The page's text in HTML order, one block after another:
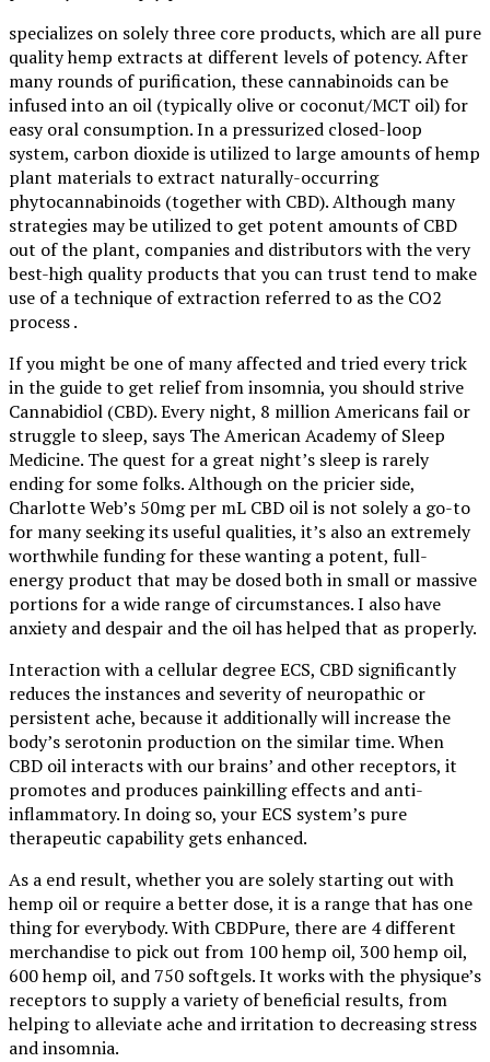
specializes on solely three core products, which are all pure
quality hemp extracts at different levels of potency. After
many rounds of purification, these cannabinoids can be
infused into an oil (typically olive or coconut/MCT oil) for
easy oral consumption. In a pressurized closed-loop
system, carbon dioxide is utilized to large amounts of hemp
plant materials to extract naturally-occurring
phytocannabinoids (together with CBD). Although many
strategies may be utilized to get potent amounts of CBD
out of the plant, companies and distributors with the very
best-high quality products that you can trust tend to make
use of a technique of extraction referred to as the CO2
process .
If you might be one of many affected and tried every trick
in the guide to get relief from insomnia, you should strive
Cannabidiol (CBD). Every night, 8 million Americans fail or
struggle to sleep, says The American Academy of Sleep
Medicine. The quest for a great night’s sleep is rarely
ending for some folks. Although on the pricier side,
Charlotte Web’s 50mg per mL CBD oil is not solely a go-to
for many seeking its useful qualities, it’s also an extremely
worthwhile funding for these wanting a potent, full-
energy product that may be dosed both in small or massive
portions for a wide range of circumstances. I also have
anxiety and despair and the oil has helped that as properly.
Interaction with a cellular degree ECS, CBD significantly
reduces the instances and severity of neuropathic or
persistent ache, because it additionally will increase the
body’s serotonin production on the similar time. When
CBD oil interacts with our brains’ and other receptors, it
promotes and produces painkilling effects and anti-
inflammatory. In doing so, your ECS system’s pure
therapeutic capability gets enhanced.
As a end result, whether you are solely starting out with
hemp oil or require a better dose, it is a range that has one
thing for everybody. With CBDPure, there are 4 different
merchandise to pick out from 100 hemp oil, 300 hemp oil,
600 hemp oil, and 750 softgels. It works with the physique’s
receptors to supply a variety of beneficial results, from
helping to alleviate ache and irritation to decreasing stress
and insomnia.